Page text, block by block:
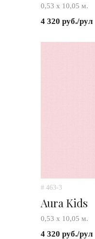
0,53 х 10,05 м.
4 320 руб./рул
# 463-3
Aura Kids
0,53 х 10,05 м.
4 320 руб./рул